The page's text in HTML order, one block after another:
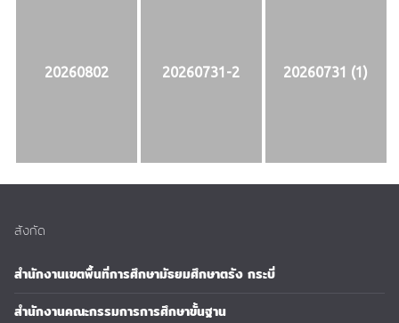
20260802 20260731-2 20260731 (1)
สังกัด
สำนักงานเขตพื้นที่การศึกษามัธยมศึกษาตรัง กระบี่
สำนักงานคณะกรรมการการศึกษาขั้นฐาน